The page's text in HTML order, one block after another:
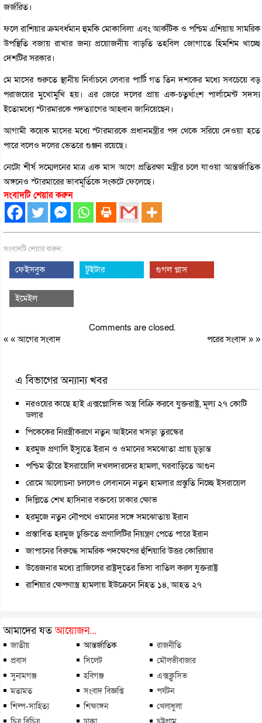
জর্জরিত।
ফলে রাশিয়ার ক্রমবর্ধমান হুমকি মোকাবিলা এবং আর্কটিক ও পশ্চিম এশিয়ায় সামরিক
উপস্থিতি বজায় রাখার জন্য প্রয়োজনীয় বাড়তি তহবিল জোগাতে হিমশিম খাচ্ছে
দেশটির সরকার।
মে মাসের শুরুতে স্থানীয় নির্বাচনে লেবার পার্টি গত তিন দশকের মধ্যে সবচেয়ে বড়
পরাজয়ের মুখোমুখি হয়। এর জেরে দলের প্রায় এক-চতুর্থাংশ পার্লামেন্ট সদস্য
ইতোমধ্যে স্টারমারকে পদত্যাগের আহ্বান জানিয়েছেন।
আগামী কয়েক মাসের মধ্যে স্টারমারকে প্রধানমন্ত্রীর পদ থেকে সরিয়ে দেওয়া হতে
পারে বলেও দলের ভেতরে গুঞ্জন রয়েছে।
নেটো শীর্ষ সম্মেলনের মাত্র এক মাস আগে প্রতিরক্ষা মন্ত্রীর চলে যাওয়া আন্তর্জাতিক
অঙ্গনেও স্টারমারের ভাবমূর্তিকে সংকটে ফেলেছে।
সংবাদটি শেয়ার করুন
সংবাদটি শেয়ার করুন:
ফেইসবুক টুইটার গুগল প্লাস
ইমেইল
Comments are closed.
« «আগের সংবাদ পরের সংবাদ» »
এ বিভাগের অন্যান্য খবর
নরওয়ের কাছে হাই এক্সপ্লোসিভ অস্ত্র বিক্রি করবে যুক্তরাষ্ট্র, মূল্য ২৭ কোটি
ডলার
পিকেকের নিরস্ত্রীকরণে নতুন আইনের খসড়া তুরস্কের
হরমুজ প্রণালি ইস্যুতে ইরান ও ওমানের সমঝোতা প্রায় চূড়ান্ত
পশ্চিম তীরে ইসরায়েলি দখলদারদের হামলা, ঘরবাড়িতে আগুন
রোমে আলোচনা চললেও লেবাননে নতুন হামলার প্রস্তুতি নিচ্ছে ইসরায়েল
দিল্লিতে শেখ হাসিনার বক্তব্যে ঢাকার ক্ষোভ
হরমুজে নতুন নৌপথে ওমানের সঙ্গে সমঝোতায় ইরান
প্রস্তাবিত হরমুজ চুক্তিতে প্রণালিটির নিয়ন্ত্রণ পেতে পারে ইরান
জাপানের বিরুদ্ধে সামরিক পদক্ষেপের হুঁশিয়ারি উত্তর কোরিয়ার
উত্তেজনার মধ্যে ব্রাজিলের রাষ্ট্রদূতের ভিসা বাতিল করল যুক্তরাষ্ট্র
রাশিয়ার ক্ষেপণাস্ত্র হামলায় ইউক্রেনে নিহত ১৪, আহত ২৭
আমাদের যতআয়োজন...
জাতীয় আন্তর্জাতিক
রাজনীতি
প্রবাস
সিলেট
মৌলভীবাজার
সুনামগঞ্জ
হবিগঞ্জ
এক্সক্লুসিভ
মতামত
সংবাদ বিজ্ঞপ্তি
পর্যটন
শিল্প-সাহিত্য
শিক্ষাঙ্গন
খেলাধুলা
চিত্র বিচিত্র
ঢাকা চট্টগ্রাম